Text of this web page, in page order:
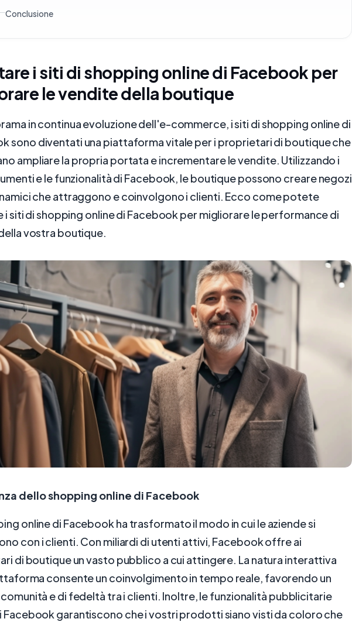
Conclusione
i siti di shopping online di Facebook per
le vendite della boutique
in continua evoluzione dell'e-commerce, i siti di shopping online di
sono diventati una piattaforma vitale per i proprietari di boutique che
ampliare la propria portata e incrementare le vendite. Utilizzando i
e le funzionalità di Facebook, le boutique possono creare negozi
che attraggono e coinvolgono i clienti. Ecco come potete
siti di shopping online di Facebook per migliorare le performance di
vostra boutique.
dello shopping online di Facebook
online di Facebook ha trasformato il modo in cui le aziende si
con i clienti. Con miliardi di utenti attivi, Facebook offre ai
di boutique un vasto pubblico a cui attingere. La natura interattiva
consente un coinvolgimento in tempo reale, favorendo un
e di fedeltà tra i clienti. Inoltre, le funzionalità pubblicitarie
Facebook garantiscono che i vostri prodotti siano visti da coloro che